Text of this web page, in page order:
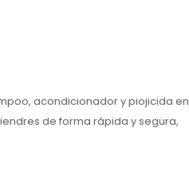
acondicionador y piojicida en
de forma rápida y segura,